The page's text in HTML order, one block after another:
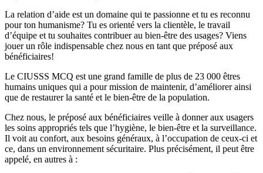
La relation d’aide est un domaine qui te passionne et tu es reconnu
pour ton humanisme? Tu es orienté vers la clientèle, le travail
d’équipe et tu souhaites contribuer au bien-être des usages? Viens
jouer un rôle indispensable chez nous en tant que préposé aux
bénéficiaires!
Le CIUSSS MCQ est une grand famille de plus de 23 000 êtres
humains uniques qui a pour mission de maintenir, d’améliorer ainsi
que de restaurer la santé et le bien-être de la population.
Chez nous, le préposé aux bénéficiaires veille à donner aux usagers
les soins appropriés tels que l’hygiène, le bien-être et la surveillance.
Il voit au confort, aux besoins généraux, à l’occupation de ceux-ci et
ce, dans un environnement sécuritaire. Plus précisément, il peut être
appelé, en autres à :